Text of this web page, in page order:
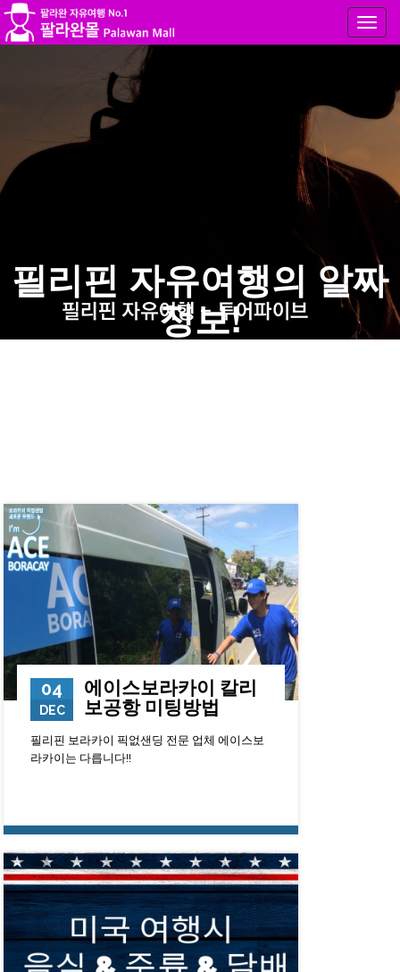
: Undefined variable: Req_Option in
/home/palawant5/palawanmall/T5/blog.php
: Undefined variable: Req_Option in
/home/palawant5/palawanmall/T5/blog.php
on line6
필리핀 자유여행의 알짜
정보!
04
DEC
에이스보라카이 칼리
보공항 미팅방법
필리핀 보라카이 픽없샌딩 전문 업체 에이스보
라카이는 다릅니다!!
6600 0 23